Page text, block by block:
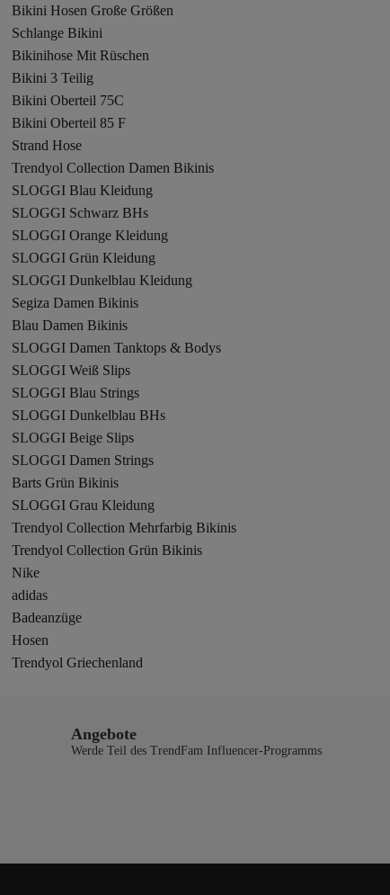
Bikini Hosen Große Größen
Schlange Bikini
Bikinihose Mit Rüschen
Bikini 3 Teilig
Bikini Oberteil 75C
Bikini Oberteil 85 F
Strand Hose
Trendyol Collection Damen Bikinis
SLOGGI Blau Kleidung
SLOGGI Schwarz BHs
SLOGGI Orange Kleidung
SLOGGI Grün Kleidung
SLOGGI Dunkelblau Kleidung
Segiza Damen Bikinis
Blau Damen Bikinis
SLOGGI Damen Tanktops & Bodys
SLOGGI Weiß Slips
SLOGGI Blau Strings
SLOGGI Dunkelblau BHs
SLOGGI Beige Slips
SLOGGI Damen Strings
Barts Grün Bikinis
SLOGGI Grau Kleidung
Trendyol Collection Mehrfarbig Bikinis
Trendyol Collection Grün Bikinis
Nike
adidas
Badeanzüge
Hosen
Trendyol Griechenland
Angebote
Werde Teil des TrendFam Influencer-Programms